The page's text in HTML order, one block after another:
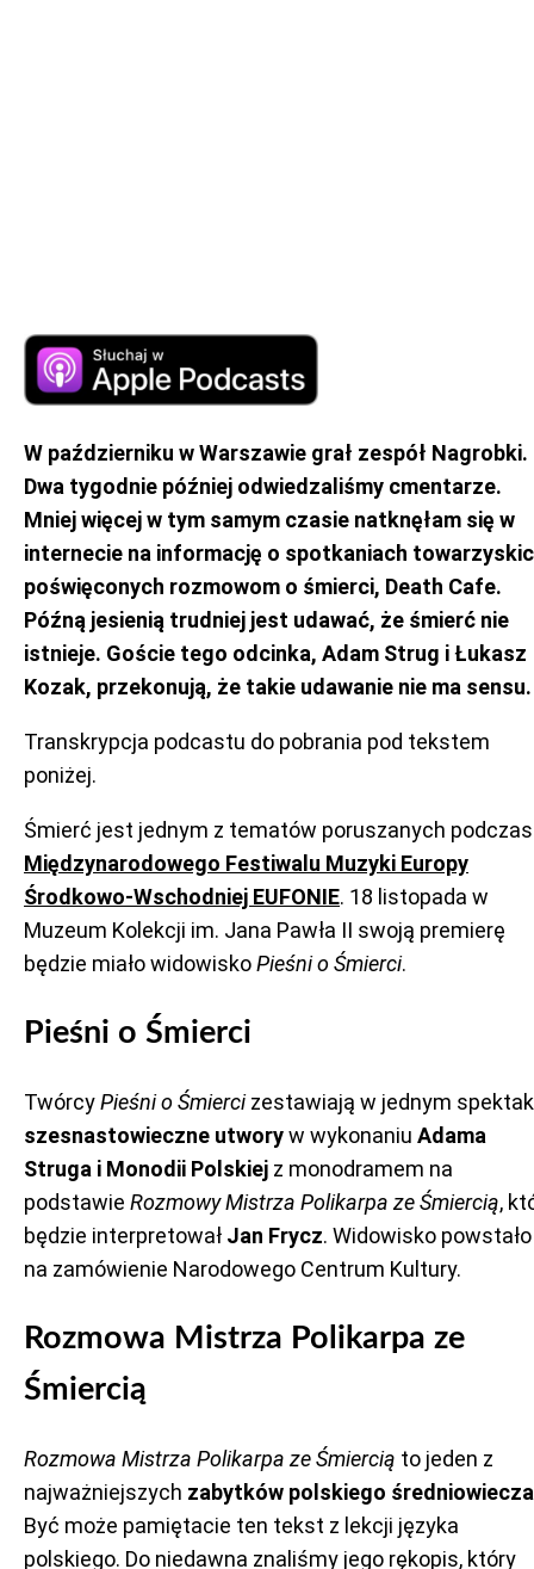
W październiku w Warszawie grał zespół Nagrobki.
Dwa tygodnie później odwiedzaliśmy cmentarze.
Mniej więcej w tym samym czasie natknęłam się w
internecie na informację o spotkaniach
poświęconych rozmowom o śmierci, Death Cafe.
Późną jesienią trudniej jest udawać, że śmierć nie
istnieje. Goście tego odcinka, Adam Strug i Łukasz
Kozak, przekonują, że takie udawanie nie ma sensu.
Transkrypcja podcastu do pobrania pod tekstem
poniżej.
Śmierć jest jednym z tematów poruszanych podczas
Międzynarodowego Festiwalu Muzyki Europy
Środkowo-Wschodniej EUFONIE. 18 listopada w
Muzeum Kolekcji im. Jana Pawła II swoją premierę
będzie miało widowiskoPieśni o Śmierci.
Pieśni o Śmierci
TwórcyPieśni o Śmiercizestawiają w jednym
szesnastowieczne utworyw wykonaniu Adama
Struga i Monodii Polskiej z monodramem na
podstawie Rozmowy Mistrza Polikarpa ze Śmiercią,
będzie interpretował Jan Frycz. Widowisko powstało
na zamówienie Narodowego Centrum Kultury.
Rozmowa Mistrza Polikarpa ze
Śmiercią
Rozmowa Mistrza Polikarpa ze Śmiercią to jeden z
najważniejszych zabytków polskiego średniowiecza
Być może pamiętacie ten tekst z lekcji języka
polskiego. Do niedawna znaliśmy jego rękopis, który